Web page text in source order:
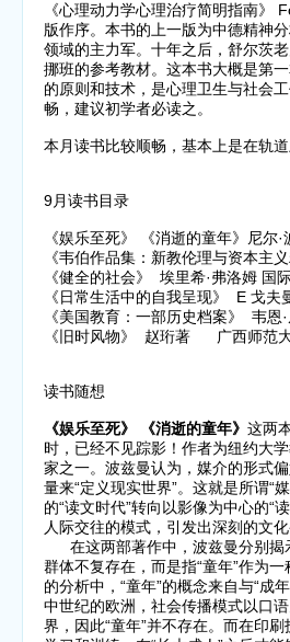
《心理动力学心理治疗简明指南》
版作序。本书的上一版为中德精神
领域的主力军。十年之后，舒尔茨
挪班的参考教材。这本书大概是第
的原则和技术，是心理卫生与社会
畅，建议初学者必读之。
本月读书比较顺畅，基本上是在轨
9月读书目录
《娱乐至死》 《消逝的童年》尼
《韦伯作品集：新教伦理与资本
《健全的社会》 埃里希·弗洛
《日常生活中的自我呈现》 E
《美国教育：一部历史档案》 韦
《旧时风物》 赵珩著 广西
读书随想
《娱乐至死》 《消逝的童年》 这两
时，已经不见踪影！作者为纽约大
家之一。波兹曼认为，媒介的形式
量来“定义现实世界”。这就是所谓“
的“读文时代”转向以影像为中心的“
人际交往的模式，引发出深刻的文
在这两部著作中，波兹曼分别揭
群体不复存在，而是指“童年”作为
的分析中，“童年”的概念来自与“成
中世纪的欧洲，社会传播模式以口
界，因此“童年”并不存在。而在印